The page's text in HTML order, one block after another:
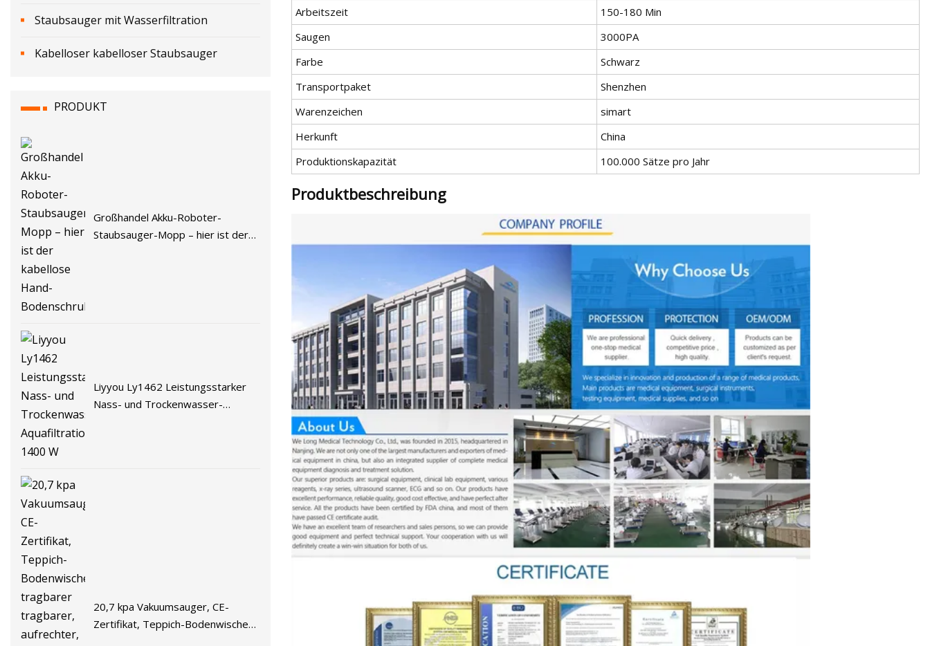
Staubsauger mit Wasserfiltration
Kabelloser kabelloser Staubsauger
PRODUKT
Großhandel Akku-Roboter-
Staubsauger-Mopp – hier ist der
Liyyou Ly1462 Leistungsstarker
Nass- und Trockenwasser-
20,7 kpa Vakuumsauger, CE-
Zertifikat, Teppich-Bodenwischer,
Arbeitszeit
150-180 Min
Saugen
3000PA
Farbe
Schwarz
Transportpaket
Shenzhen
Warenzeichen
simart
Herkunft
China
Produktionskapazität
100.000 Sätze pro Jahr
Produktbeschreibung